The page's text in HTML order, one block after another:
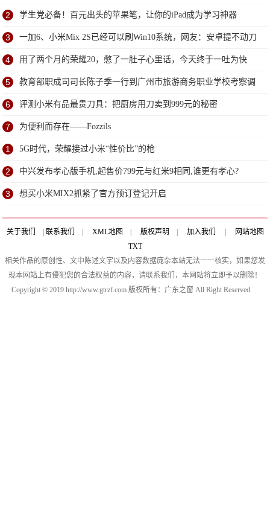
2 学生党必备！百元出头的苹果笔，让你的iPad成为学习神器
3 一加6、小米Mix 2S已经可以刷Win10系统，网友：安卓提不动刀
了？
4 用了两个月的荣耀20，憋了一肚子心里话，今天终于一吐为快
5 教育部职成司司长陈子季一行到广州市旅游商务职业学校考察调
研
6 评测小米有品最贵刀具：把厨房用刀卖到999元的秘密
7 为便利而存在——Fozzils
1 5G时代，荣耀接过小米“性价比”的枪
2 中兴发布孝心版手机,起售价799元与红米9相同,谁更有孝心?
3 想买小米MIX2抓紧了官方预订登记开启
关于我们 联系我们 XML地图 版权声明 加入我们
网站地图
TXT
相关作品的原创性、文中陈述文字以及内容数据庞杂本站无法一一核实，如果您发
现本网站上有侵犯您的合法权益的内容，请联系我们，本网站将立即予以删除！
Copyright © 2019 http://www.gtrzf.com 版权所有：广东之窗 All Right Reserved.